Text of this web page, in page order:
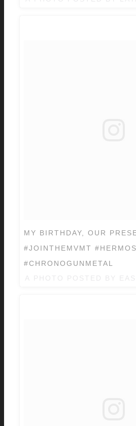
MY BIRTHDAY, OUR
#JOINTHEMVMT
#CHRONOGUNMETAL